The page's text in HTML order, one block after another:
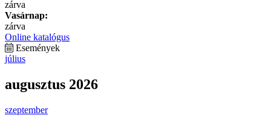
zárva
Vasárnap:
zárva
Online katalógus
Események
július
augusztus 2026
szeptember